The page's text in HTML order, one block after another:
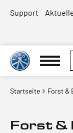
Support
Startseite Forst &
Forst &